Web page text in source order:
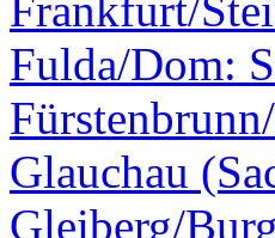
Frankfurt/
Fulda/Dom:
Glauchau
Gleiberg/